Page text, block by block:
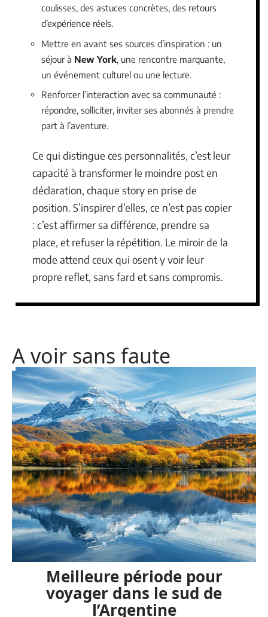
coulisses, des astuces concrètes, des retours
d’expérience réels.
Mettre en avant ses sources d’inspiration : un
séjour à New York, une rencontre marquante,
un événement culturel ou une lecture.
Renforcer l’interaction avec sa communauté :
répondre, solliciter, inviter ses abonnés à prendre
part à l’aventure.
Ce qui distingue ces personnalités, c’est leur
capacité à transformer le moindre post en
déclaration, chaque story en prise de
position. S’inspirer d’elles, ce n’est pas copier
: c’est affirmer sa différence, prendre sa
place, et refuser la répétition. Le miroir de la
mode attend ceux qui osent y voir leur
propre reflet, sans fard et sans compromis.
A voir sans faute
Meilleure période pour
voyager dans le sud de
l’Argentine